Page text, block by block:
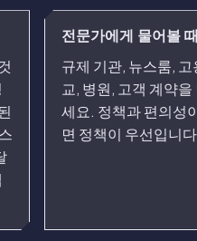
전문가에게 물어볼 때
규제 기관, 뉴스룸, 고
교, 병원, 고객 계약을
세요. 정책과 편의성
면 정책이 우선입니